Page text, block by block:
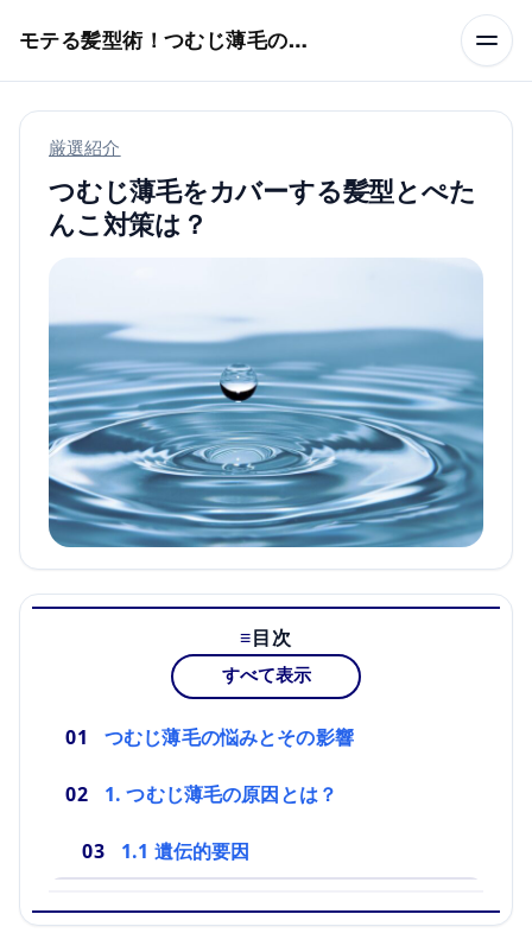
モテる髪型術！つむじ薄毛の隠し方
厳選紹介
つむじ薄毛をカバーする髪型とぺた
んこ対策は？
目次
すべて表示
つむじ薄毛の悩みとその影響
1. つむじ薄毛の原因とは？
1.1 遺伝的要因